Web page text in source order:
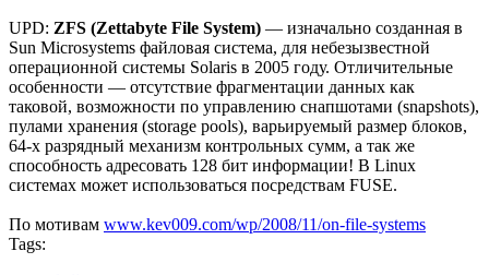
UPD: ZFS (Zettabyte File System) — изначально созданная в
Sun Microsystems файловая система, для небезызвестной
операционной системы Solaris в 2005 году. Отличительные
особенности — отсутствие фрагментации данных как
таковой, возможности по управлению снапшотами (snapshots),
пулами хранения (storage pools), варьируемый размер блоков,
64-х разрядный механизм контрольных сумм, а так же
способность адресовать 128 бит информации! В Linux
системах может использоваться посредствам FUSE.
По мотивам www.kev009.com/wp/2008/11/on-file-systems
Tags: